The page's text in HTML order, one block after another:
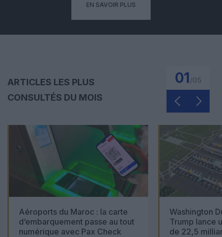
EN SAVOIR PLUS
ARTICLES LES PLUS
CONSULTÉS DU MOIS
01
Aéroports du Maroc : la carte
d’embarquement passe au tout
numérique avec Pax Check
Washington
Trump lance
de 22,5